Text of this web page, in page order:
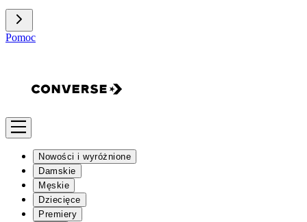
Pomoc
Nowości i wyróżnione
Damskie
Męskie
Dziecięce
Premiery